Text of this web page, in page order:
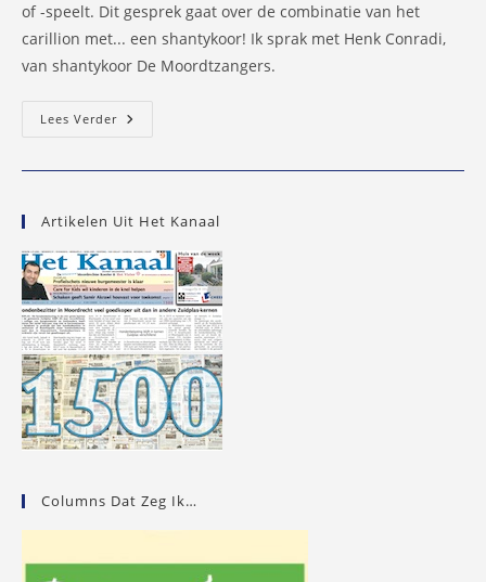
of -speelt. Dit gesprek gaat over de combinatie van het
carillion met... een shantykoor! Ik sprak met Henk Conradi,
van shantykoor De Moordtzangers.
Lees VerderWéér
24
2013
Artikelen Uit Het Kanaal
Columns Dat Zeg Ik…